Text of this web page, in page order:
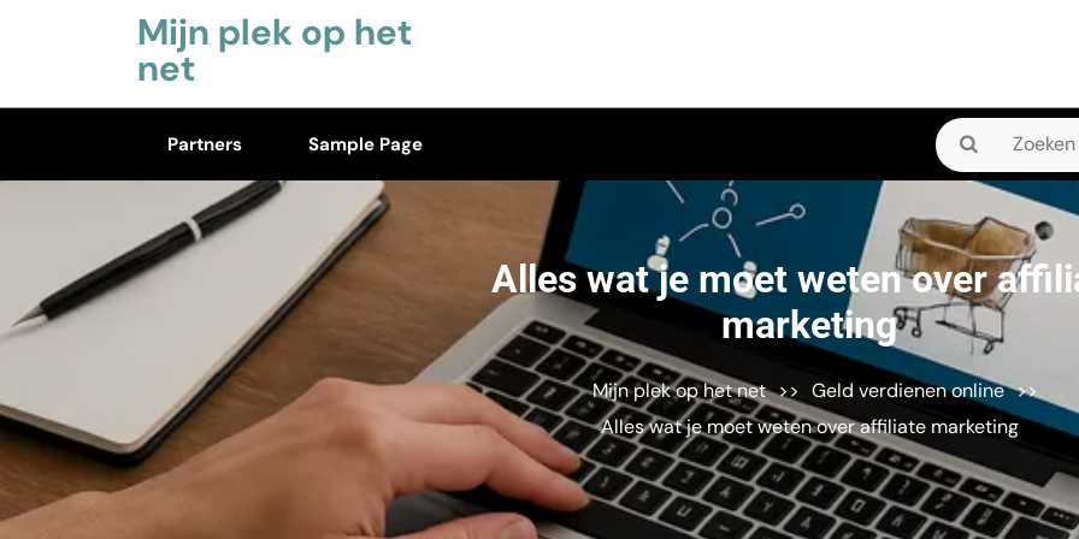
Mijn plek op het
net
Partners Sample Page
Zoeken
naar:
Alles wat je moet weten over
marketing
Mijn plek op het net >> Geld verdienen online >>
Alles wat je moet weten over affiliate marketing